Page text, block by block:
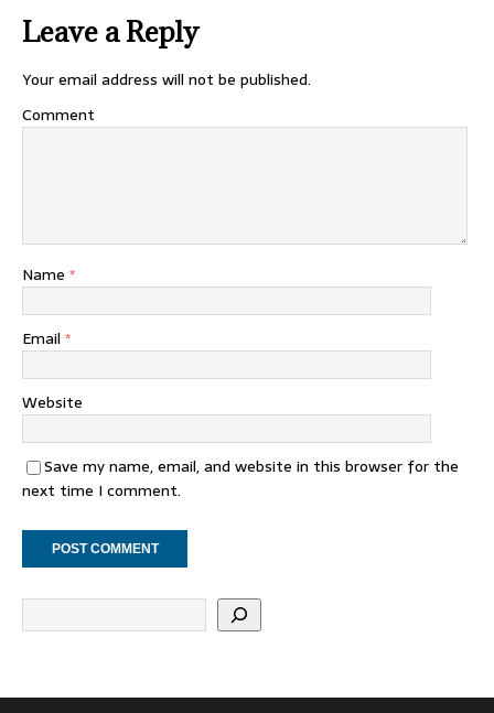
Leave a Reply
Your email address will not be published.
Comment
Name *
Email *
Website
Save my name, email, and website in this browser for the
next time I comment.